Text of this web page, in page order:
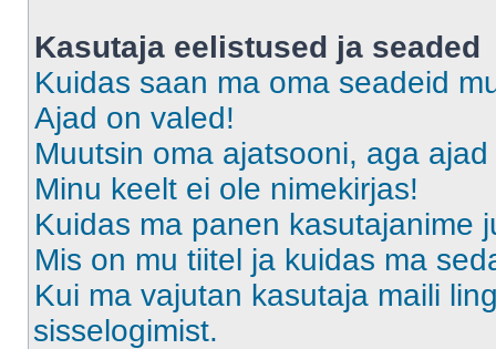
Kasutaja eelistused ja seaded
Kuidas saan ma oma seadeid
Ajad on valed!
Muutsin oma ajatsooni, aga
Minu keelt ei ole nimekirjas!
Kuidas ma panen kasutajanime
Mis on mu tiitel ja kuidas ma
Kui ma vajutan kasutaja maili
sisselogimist.